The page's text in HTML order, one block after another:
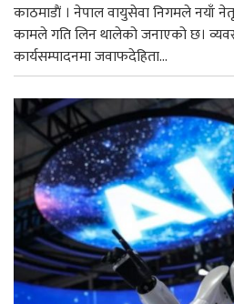
काठमाडाैं । नेपाल वायुसेवा निगमले नयाँ
कामले गति लिन थालेको जनाएको छ।
कार्यसम्पादनमा जवाफदेहिता...